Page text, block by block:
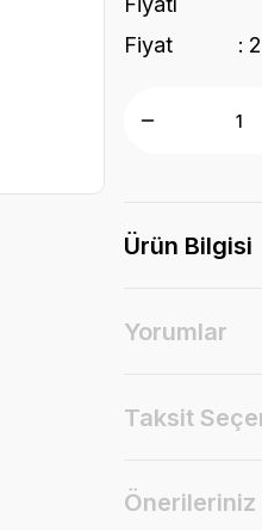
Fiyat
Ürün Bilgisi
Yorumlar
Taksit
Önerileriniz